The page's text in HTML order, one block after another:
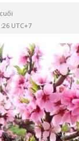
UTC+7